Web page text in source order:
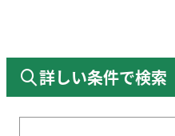
詳しい条件で検索